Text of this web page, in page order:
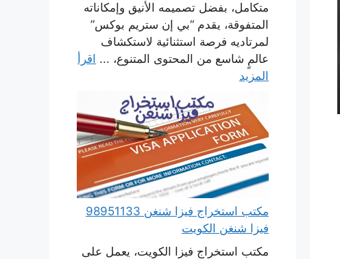
متكامل، بفضل تصميمه الأنيق وإمكاناته
المتفوقة، يقدم “بي إن ستريم بوكس”
لمرتاديه فرصة استثنائية لاستكشاف
عالمٍ شاسع من المحتوى المتنوع، ... اقرأ
المزيد
مكتب استخراج فيزا شنغن 98951133
فيزا شنغن الكويت
مكتب استخراج فيزا الكويت، يعمل على